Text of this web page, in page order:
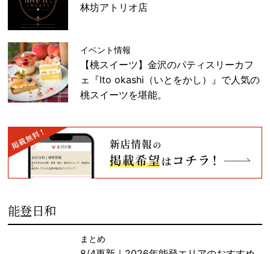
林坊アトリオ店
イベント情報
【桃スイーツ】金沢のパティスリーカフ
ェ『Ito okashi（いとをかし）』で人気の
桃スイーツを堪能。
能登日和
まとめ